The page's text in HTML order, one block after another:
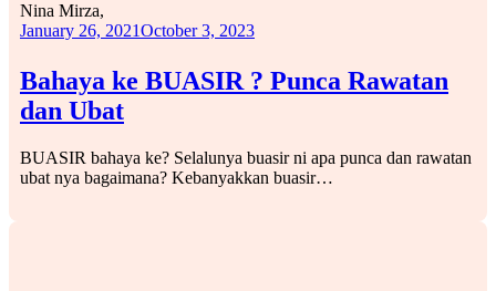
Bahaya ke BUASIR ? Punca Rawatan
dan Ubat
Nina Mirza,
January 26, 2021October 3, 2023
BUASIR bahaya ke? Selalunya buasir ni apa punca dan rawatan
ubat nya bagaimana? Kebanyakkan buasir…